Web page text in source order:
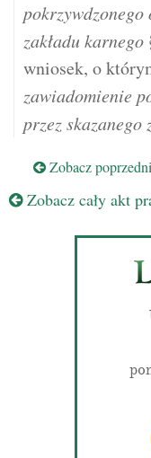
pokrzywdzonego
zakładu karnego
wniosek, o
zawiadomienie
przez skazanego
Zobacz
Zobacz cały akt